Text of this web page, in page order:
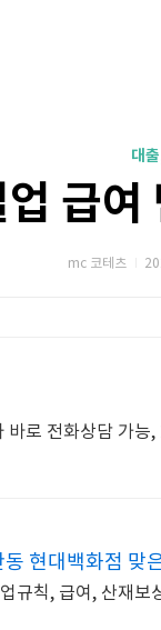
대
업 급여
mc 코테츠
로 전화상담 가능
현대백화점 맞
규칙, 급여, 산재